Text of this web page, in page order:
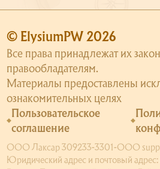
© ElysiumPW 2026
Все права принадлежат их
правообладателям.
Материалы предоставлены
ознакомительных целях
Пользовательское
соглашение
ООО Лаксар 309233-3301-ООО
Юридический адрес и почтовый